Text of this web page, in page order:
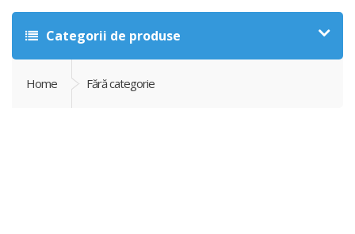
Categorii de produse
Home Fără categorie